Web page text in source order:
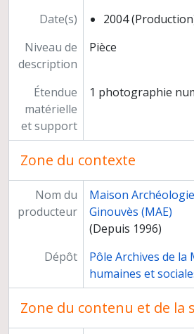
Date(s)
2004
Niveau de
description
Pièce
Étendue
matérielle
et support
1 photographie
Zone du contexte
Nom du
producteur
Maison
Ginouvès (MAE)
(Depuis 1996)
Dépôt
Pôle Archives de la
humaines et
Zone du contenu et de la